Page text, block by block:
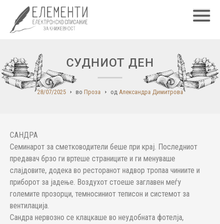
СУДНИОТ ДЕН
28/07/2025 во Проза од Александра Димитрова
САНДРА
Семинарот за сметководители беше при крај. Последниот
предавач брзо ги вртеше страниците и ги менуваше
слајдовите, додека во ресторанот надвор тропаа чиниите и
приборот за јадење. Воздухот стоеше заглавен меѓу
големите прозорци, темносиниот теписон и системот за
вентилација.
Сандра нервозно се клацкаше во неудобната фотелја,